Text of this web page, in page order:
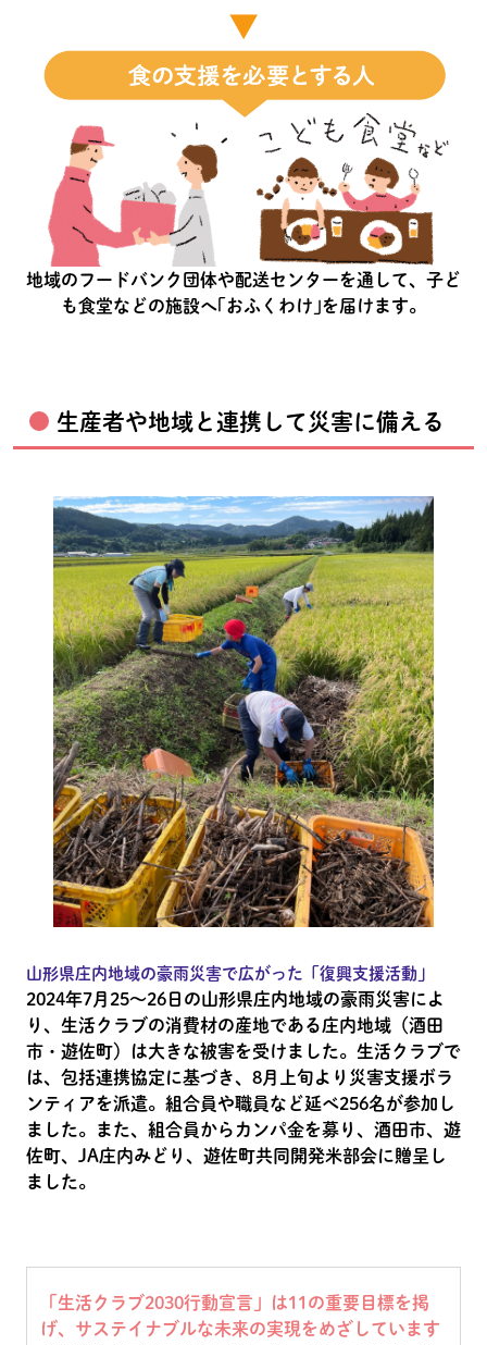
▼
地域のフードバンク団体や配送センターを通して、子ど
も食堂などの施設へ｢おふくわけ｣を届けます。
生産者や地域と連携して災害に備える
山形県庄内地域の豪雨災害で広がった「復興支援活動」
2024年7月25～26日の山形県庄内地域の豪雨災害によ
り、生活クラブの消費材の産地である庄内地域（酒田
市・遊佐町）は大きな被害を受けました。生活クラブで
は、包括連携協定に基づき、8月上旬より災害支援ボラ
ンティアを派遣。組合員や職員など延べ256名が参加し
ました。また、組合員からカンパ金を募り、酒田市、遊
佐町、JA庄内みどり、遊佐町共同開発米部会に贈呈し
ました。
「生活クラブ2030行動宣言」は11の重要目標を掲
げ、サステイナブルな未来の実現をめざしています